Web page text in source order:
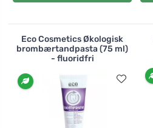
Eco Cosmetics Økologisk
brombærtandpasta (75 ml)
- fluoridfri